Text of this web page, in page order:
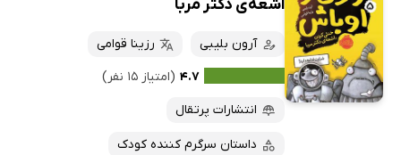
اشعه‌ی دکتر مربا
آرون بلیبی
رزینا قوامی
۴.۷ (امتیاز ۱۵ نفر)
انتشارات پرتقال
داستان سرگرم کننده کودک